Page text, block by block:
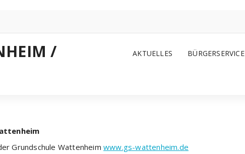
/
AKTUELLES BÜRGERSERVICE
Grundschule Wattenheimwww.gs-wattenheim.de